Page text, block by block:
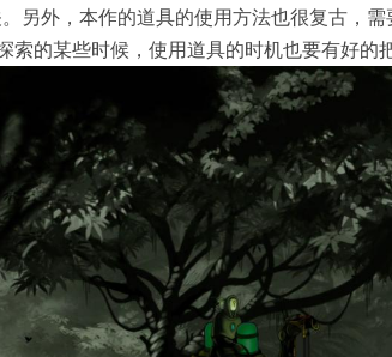
另外，本作的道具的使用方法也很复古，
的某些时候，使用道具的时机也要有好的把